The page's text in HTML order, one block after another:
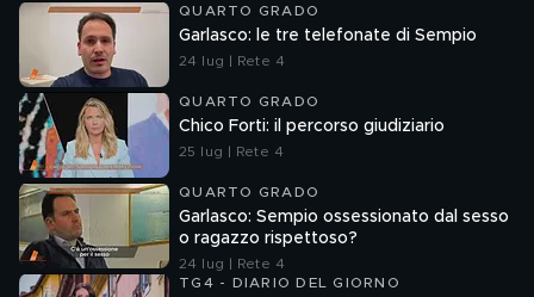
QUARTO GRADO
Garlasco: le tre telefonate di Sempio
24 lug | Rete 4
QUARTO GRADO
Chico Forti: il percorso giudiziario
25 lug | Rete 4
QUARTO GRADO
Garlasco: Sempio ossessionato dal sesso
o ragazzo rispettoso?
24 lug | Rete 4
TG4 - DIARIO DEL GIORNO